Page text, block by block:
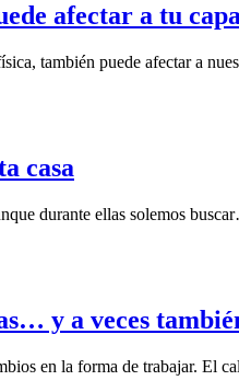
afectar a tu
también puede afectar a
casa
durante ellas solemos
y a veces
en la forma de trabajar. El